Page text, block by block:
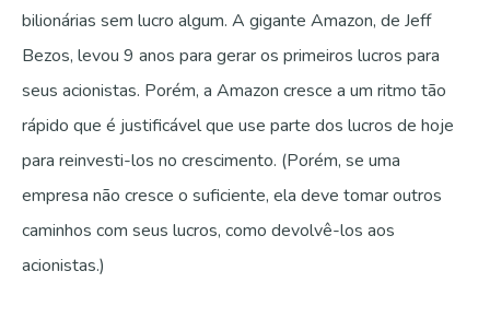
bilionárias sem lucro algum. A gigante Amazon, de Jeff
Bezos, levou 9 anos para gerar os primeiros lucros para
seus acionistas. Porém, a Amazon cresce a um ritmo tão
rápido que é justificável que use parte dos lucros de hoje
para reinvesti-los no crescimento. (Porém, se uma
empresa não cresce o suficiente, ela deve tomar outros
caminhos com seus lucros, como devolvê-los aos
acionistas.)